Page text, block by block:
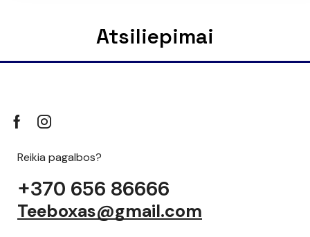
Atsiliepimai
Reikia pagalbos?
+370 656 86666
Teeboxas@gmail.com